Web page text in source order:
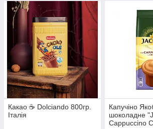
Какао ☕️ Dolciando 800гр.
Італія
Капучіно
шоколадне
Cappuccino